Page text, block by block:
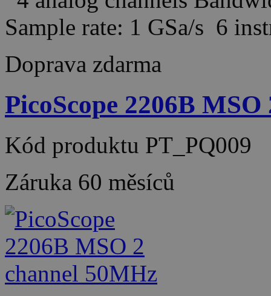
Sample rate: 1 GSa/s 6
Doprava zdarma
PicoScope 2206B
Kód produktu PT_PQ009
Záruka 60 měsíců